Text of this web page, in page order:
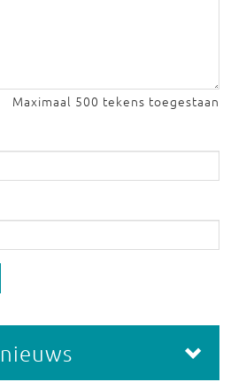
Maximaal 500 tekens toegestaan